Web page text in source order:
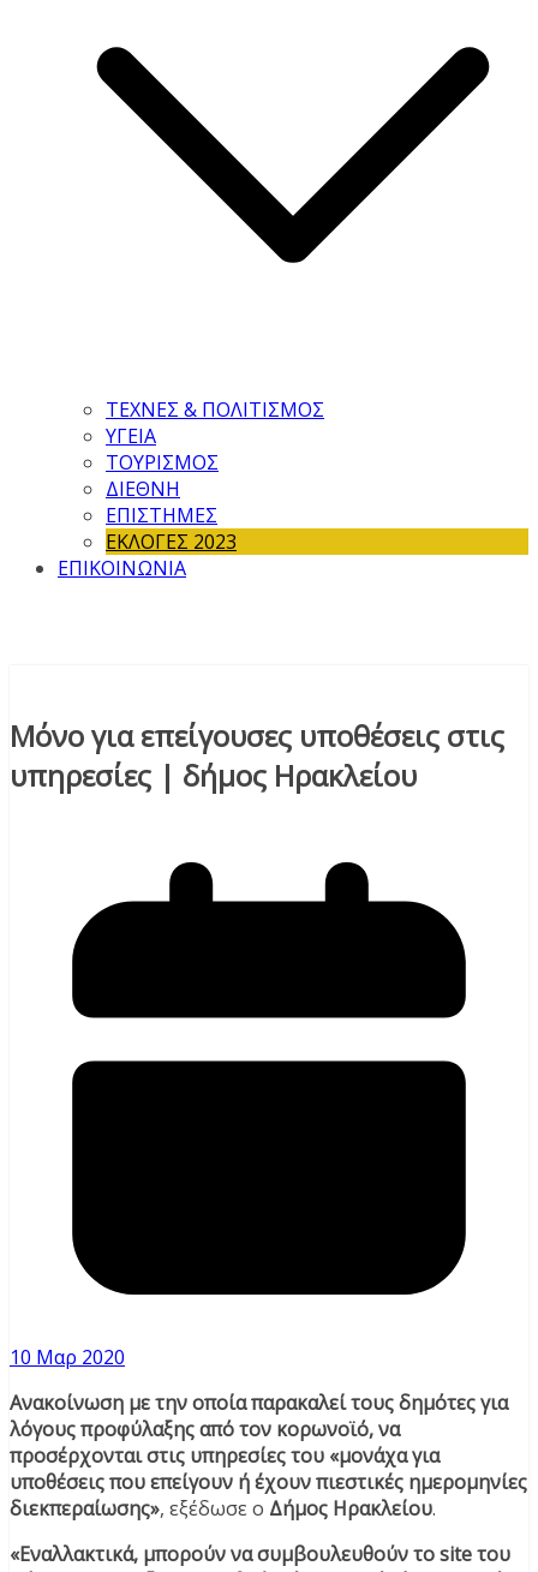
ΤΕΧΝΕΣ & ΠΟΛΙΤΙΣΜΟΣ
ΥΓΕΙΑ
ΤΟΥΡΙΣΜΟΣ
ΔΙΕΘΝΗ
ΕΠΙΣΤΗΜΕΣ
ΕΚΛΟΓΕΣ 2023
ΕΠΙΚΟΙΝΩΝΙΑ
Μόνο για επείγουσες υποθέσεις στις
υπηρεσίες | δήμος Ηρακλείου
10 Μαρ 2020
Ανακοίνωση με την οποία παρακαλεί τους δημότες για
λόγους προφύλαξης από τον κορωνοϊό, να
προσέρχονται στις υπηρεσίες του «μονάχα για
υποθέσεις που επείγουν ή έχουν πιεστικές ημερομηνίες
διεκπεραίωσης», εξέδωσε ο Δήμος Ηρακλείου.
«Εναλλακτικά, μπορούν να συμβουλευθούν το site του